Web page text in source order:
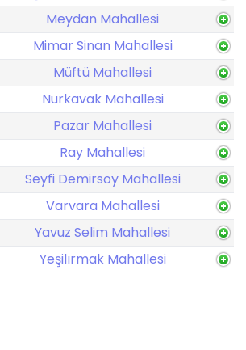
Meydan Mahallesi
Mimar Sinan Mahallesi
Müftü Mahallesi
Nurkavak Mahallesi
Pazar Mahallesi
Ray Mahallesi
Seyfi Demirsoy Mahallesi
Varvara Mahallesi
Yavuz Selim Mahallesi
Yeşilırmak Mahallesi